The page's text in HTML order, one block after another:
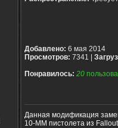
Добавлено: 6 мая 2014
Просмотров: 7341 |
Понравилось: 20
Данная модификация
10-ММ пистолета из